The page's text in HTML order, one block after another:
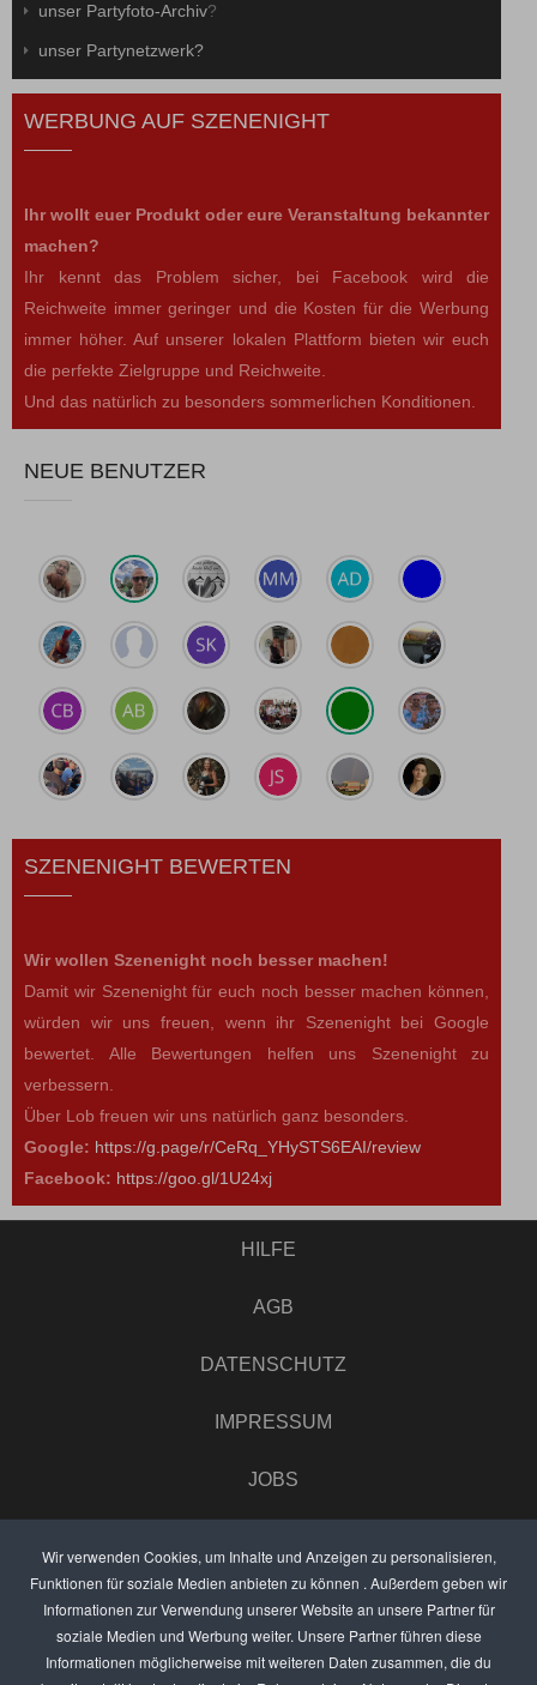
Wir verwenden Cookies, um Inhalte und Anzeigen zu personalisieren,
Funktionen für soziale Medien anbieten zu können . Außerdem geben wir
Informationen zur Verwendung unserer Website an unsere Partner für
soziale Medien und Werbung weiter. Unsere Partner führen diese
Informationen möglicherweise mit weiteren Daten zusammen, die du
unser Partyfoto-Archiv?
unser Partynetzwerk?
WERBUNG AUF SZENENIGHT
Ihr wollt euer Produkt oder eure Veranstaltung bekannter
machen?
Ihr kennt das Problem sicher, bei Facebook wird die
Reichweite immer geringer und die Kosten für die Werbung
immer höher. Auf unserer lokalen Plattform bieten wir euch
die perfekte Zielgruppe und Reichweite.
Und das natürlich zu besonders sommerlichen Konditionen.
NEUE BENUTZER
SZENENIGHT BEWERTEN
Wir wollen Szenenight noch besser machen!
Damit wir Szenenight für euch noch besser machen können,
würden wir uns freuen, wenn ihr Szenenight bei Google
bewertet. Alle Bewertungen helfen uns Szenenight zu
verbessern.
Über Lob freuen wir uns natürlich ganz besonders.
Google: https://g.page/r/CeRq_YHySTS6EAI/review
Facebook: https://goo.gl/1U24xj
HILFE
AGB
DATENSCHUTZ
IMPRESSUM
JOBS
ANZEIGEN PREISE
BEWERTET UNS